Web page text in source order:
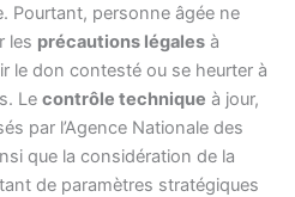
Pourtant, personne âgée ne
les précautions légales à
le don contesté ou se heurter à
Lecontrôle technique à jour,
par l’Agence Nationale des
que la considération de la
de paramètres stratégiques